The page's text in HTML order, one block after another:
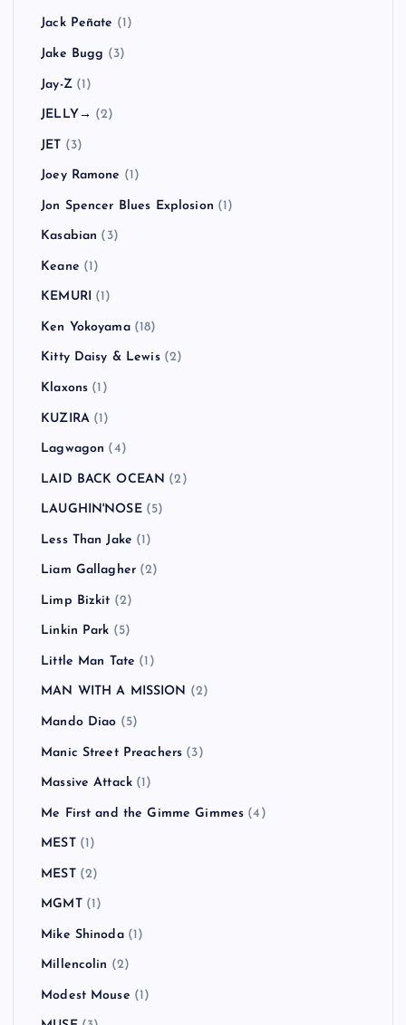
Jack Peñate (1)
Jake Bugg (3)
Jay-Z(1)
JELLY→ (2)
JET (3)
Joey Ramone (1)
Jon Spencer Blues Explosion (1)
Kasabian (3)
Keane (1)
KEMURI (1)
Ken Yokoyama(18)
Kitty Daisy & Lewis(2)
Klaxons (1)
KUZIRA(1)
Lagwagon (4)
LAID BACK OCEAN (2)
LAUGHIN'NOSE(5)
Less Than Jake (1)
Liam Gallagher (2)
Limp Bizkit (2)
Linkin Park (5)
Little Man Tate (1)
MAN WITH A MISSION (2)
Mando Diao (5)
Manic Street Preachers (3)
Massive Attack (1)
Me First and the Gimme Gimmes (4)
MEST(1)
MEST(2)
MGMT(1)
Mike Shinoda(1)
Millencolin (2)
Modest Mouse (1)